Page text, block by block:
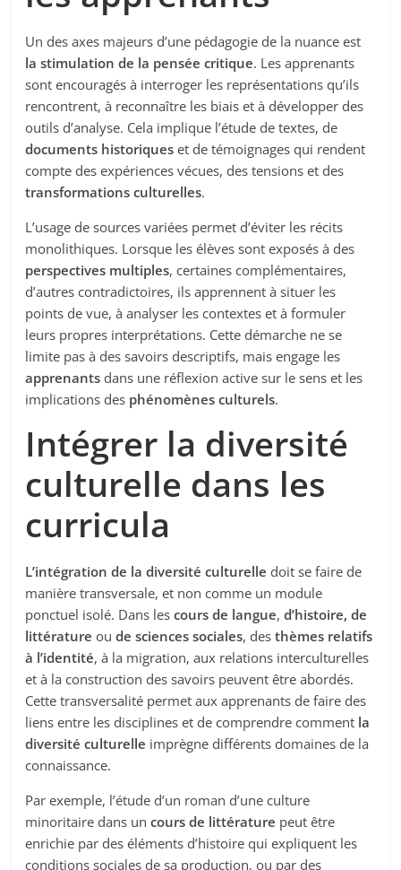
Un des axes majeurs d’une pédagogie de la nuance est
la stimulation de la pensée critique. Les apprenants
sont encouragés à interroger les représentations qu’ils
rencontrent, à reconnaître les biais et à développer des
outils d’analyse. Cela implique l’étude de textes, de
documents historiques et de témoignages qui rendent
compte des expériences vécues, des tensions et des
transformations culturelles.
L’usage de sources variées permet d’éviter les récits
monolithiques. Lorsque les élèves sont exposés à des
perspectives multiples, certaines complémentaires,
d’autres contradictoires, ils apprennent à situer les
points de vue, à analyser les contextes et à formuler
leurs propres interprétations. Cette démarche ne se
limite pas à des savoirs descriptifs, mais engage les
apprenants dans une réflexion active sur le sens et les
implications des phénomènes culturels.
Intégrer la diversité
culturelle dans les
curricula
L’intégration de la diversité culturelle doit se faire de
manière transversale, et non comme un module
ponctuel isolé. Dans lescours de langue,d’histoire, de
littérature oude sciences sociales, desthèmes relatifs
à l’identité, à la migration, aux relations interculturelles
et à la construction des savoirs peuvent être abordés.
Cette transversalité permet aux apprenants de faire des
liens entre les disciplines et de comprendre comment la
diversité culturelle imprègne différents domaines de la
connaissance.
Par exemple, l’étude d’un roman d’une culture
minoritaire dans uncours de littérature peut être
enrichie par des éléments d’histoire qui expliquent les
conditions sociales de sa production, ou par des